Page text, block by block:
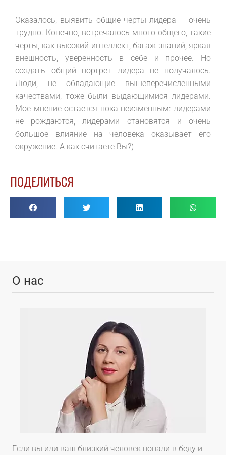
Оказалось, выявить общие черты лидера — очень
трудно. Конечно, встречалось много общего, такие
черты, как высокий интеллект, багаж знаний, яркая
внешность, уверенность в себе и прочее. Но
создать общий портрет лидера не получалось.
Люди, не обладающие вышеперечисленными
качествами, тоже были выдающимися лидерами.
Мое мнение остается пока неизменным: лидерами
не рождаются, лидерами становятся и очень
большое влияние на человека оказывает его
окружение. А как считаете Вы?)
ПОДЕЛИТЬСЯ
О нас
Если вы или ваш близкий человек попали в беду и